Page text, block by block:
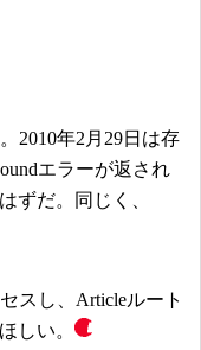
2010年2月29日は存
エラーが返され
ずだ。同じく、
スし、Articleルート
しい。